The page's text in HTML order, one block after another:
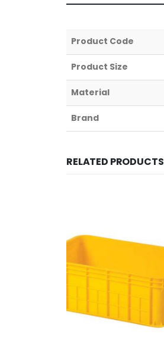
Product Code
Product Size
Material
Brand
RELATED PRODUCTS